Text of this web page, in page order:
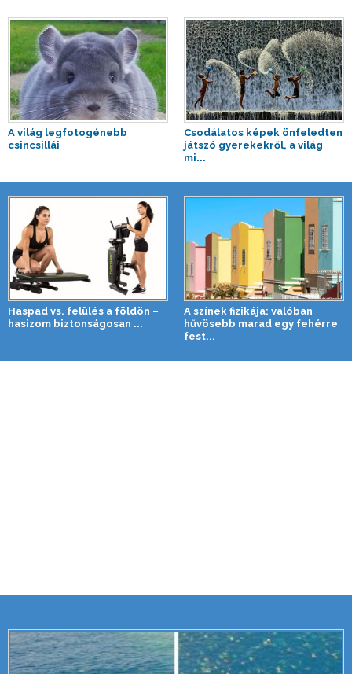
A világ legfotogénebb
csincsillái
Csodálatos képek önfeledten
játszó gyerekekről, a világ
mi...
Haspad vs. felülés a földön –
hasizom biztonságosan ...
A színek fizikája: valóban
hűvösebb marad egy fehérre
fest...